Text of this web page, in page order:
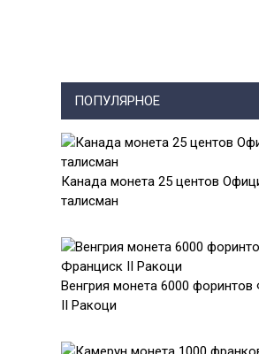
ПОПУЛЯРНОЕ
Канада монета 25 центов
талисман
Венгрия монета 6000
II Ракоци